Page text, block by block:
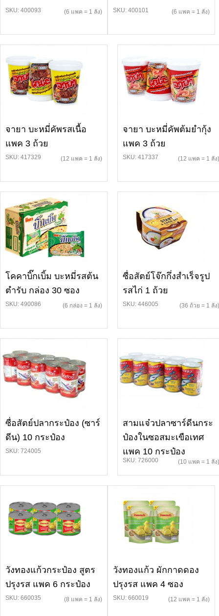
SKU: 400093 (6 แพค = 1 ลัง) SKU: 400101 (6 แพค = 1 ลัง)
จายา บะหมี่คัพรสเนื้อ
แพค 3 ถ้วย
SKU: 417329 (12 แพค = 1 ลัง)
จายา บะหมี่คัพต้มยำกุ้ง
แพค 3 ถ้วย
SKU: 417337 (12 แพค = 1 ลัง)
โคคาบิ๊กเบิ้ม บะหมี่รสต้น
ตำรับ กล่อง 30 ซอง
SKU: 490086 (6 กล่อง = 1 ลัง)
ซื่อสัตย์โจ๊กกึ่งสำเร็จรูป
รสไก่ 1 ถ้วย
SKU: 446005 (36 ถ้วย = 1 ลัง)
ซื่อสัตย์ปลากระป๋อง (ซาร์
ดีน) 10 กระป๋อง
SKU: 724005
สามแจ๋วปลาซาร์ดีนกระ
ป๋องในซอสมะเขือเทศ
แพค 10 กระป๋อง
SKU: 726000 (10 แพค = 1 ลัง)
วังทองแก้วกระป๋อง สูตร
ปรุงรส แพค 6 กระป๋อง
SKU: 660035 (8 แพค = 1 ลัง)
วังทองแก้ว ผักกาดดอง
ปรุงรส แพค 4 ซอง
SKU: 660019 (12 แพค = 1 ลัง)